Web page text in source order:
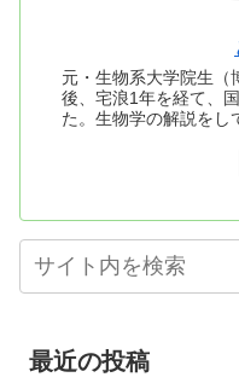
元・生物系大学院生（
後、宅浪1年を経て、
た。生物学の解説をし
最近の投稿